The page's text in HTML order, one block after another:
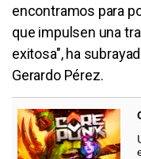
encontramos para
que impulsen una
exitosa", ha
Gerardo Pérez.